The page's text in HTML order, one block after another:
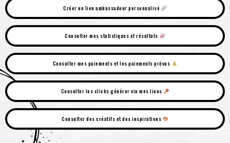
Créer un lien ambassadeur personnalisé
Consulter mes statistiques et résultats
Consulter mes paiements et les paiements prévus
Consulter les clicks générer via mes liens
Consulter des créatifs et des inspirations